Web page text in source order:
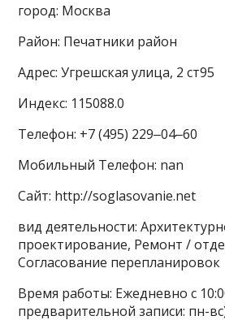
город: Москва
Район: Печатники район
Адрес: Угрешская улица, 2 ст95
Индекс: 115088.0
Телефон: +7 (495) 229‒04‒60
Мобильный Телефон: nan
Сайт: http://soglasovanie.net
вид деятельности:
проектирование, Ремонт /
Согласование перепланировок
Время работы: Ежедневно с
предварительной записи: пн-